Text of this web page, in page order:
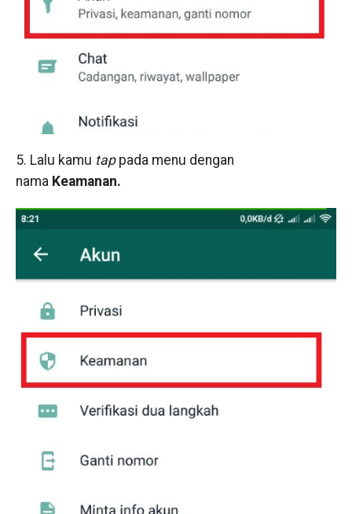
5. Lalu kamu tap pada menu dengan
nama Keamanan.